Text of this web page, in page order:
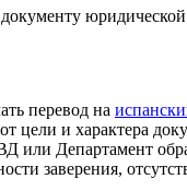
перевод на
цели и характера
Департамент
заверения,